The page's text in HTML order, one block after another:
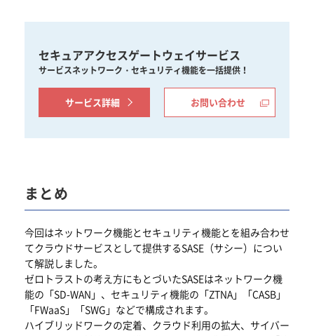
セキュアアクセスゲートウェイサービス
サービスネットワーク・セキュリティ機能を一括提供！
サービス詳細 お問い合わせ
まとめ
今回はネットワーク機能とセキュリティ機能とを組み合わせ
てクラウドサービスとして提供するSASE（サシー）につい
て解説しました。
ゼロトラストの考え方にもとづいたSASEはネットワーク機
能の「SD-WAN」、セキュリティ機能の「ZTNA」「CASB」
「FWaaS」「SWG」などで構成されます。
ハイブリッドワークの定着、クラウド利用の拡大、サイバー